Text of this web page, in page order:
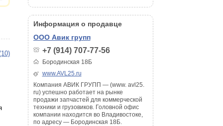
Информация о продавце
ООО Авик групп
+7 (914) 707-77-56
Бородинская 18Б
www.AVL25.ru
Компания АВИК ГРУПП — (www. avl25.
ru) успешно работает на рынке
продажи запчастей для коммерческой
техники и грузовиков. Головной офис
компании находится во Владивостоке,
по адресу — Бородинская 18Б.